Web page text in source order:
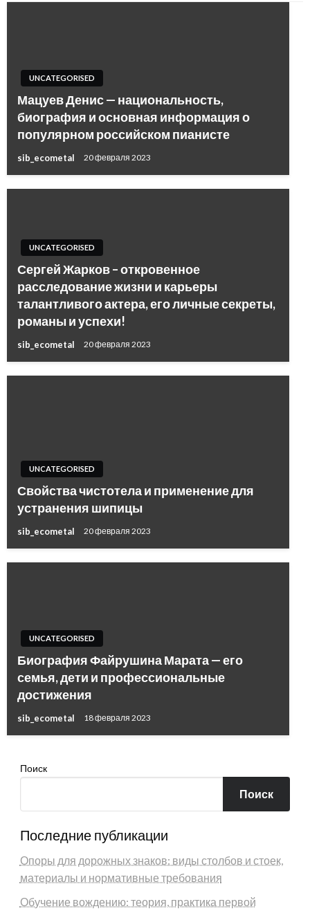
UNCATEGORISED
Мацуев Денис — национальность,
биография и основная информация о
популярном российском пианисте
sib_ecometal 20 февраля 2023
UNCATEGORISED
Сергей Жарков – откровенное
расследование жизни и карьеры
талантливого актера, его личные секреты,
романы и успехи!
sib_ecometal 20 февраля 2023
UNCATEGORISED
Свойства чистотела и применение для
устранения шипицы
sib_ecometal 20 февраля 2023
UNCATEGORISED
Биография Файрушина Марата — его
семья, дети и профессиональные
достижения
sib_ecometal 18 февраля 2023
Поиск
Поиск
Последние публикации
Опоры для дорожных знаков: виды столбов и стоек,
материалы и нормативные требования
Обучение вождению: теория, практика первой